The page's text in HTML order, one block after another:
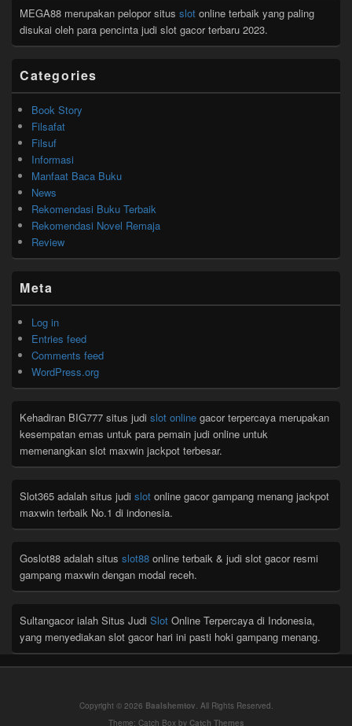
MEGA88 merupakan pelopor situs slot online terbaik yang paling
disukai oleh para pencinta judi slot gacor terbaru 2023.
Categories
Book Story
Filsafat
Filsuf
Informasi
Manfaat Baca Buku
News
Rekomendasi Buku Terbaik
Rekomendasi Novel Remaja
Review
Meta
Log in
Entries feed
Comments feed
WordPress.org
Kehadiran BIG777 situs judi slot online gacor terpercaya merupakan
kesempatan emas untuk para pemain judi online untuk
memenangkan slot maxwin jackpot terbesar.
Slot365 adalah situs judi slot online gacor gampang menang jackpot
maxwin terbaik No.1 di indonesia.
Goslot88 adalah situs slot88 online terbaik & judi slot gacor resmi
gampang maxwin dengan modal receh.
Sultangacor ialah Situs Judi Slot Online Terpercaya di Indonesia,
yang menyediakan slot gacor hari ini pasti hoki gampang menang.
Copyright © 2026 Baalshemtov . All Rights Reserved.
Theme: Catch Box by Catch Themes